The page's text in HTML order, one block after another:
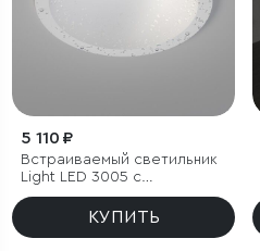
5 110 ₽
Встраиваемый светильник
Light LED 3005 с
влагозащитой IP65
КУПИТЬ